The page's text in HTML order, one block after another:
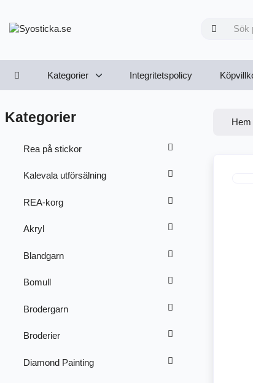
Kategorier Integritetspolicy
Kategorier
Rea på stickor
Kalevala utförsälning
REA-korg
Akryl
Blandgarn
Bomull
Brodergarn
Broderier
Diamond Painting
Hem